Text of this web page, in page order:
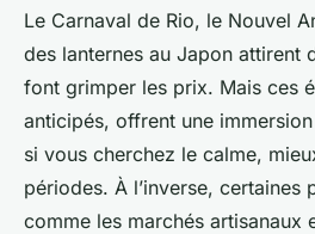
Le Carnaval de Rio, le Nouvel
des lanternes au Japon attirent
font grimper les prix. Mais ces
anticipés, offrent une
si vous cherchez le calme,
périodes. À l’inverse, certaines
comme les marchés artisanaux